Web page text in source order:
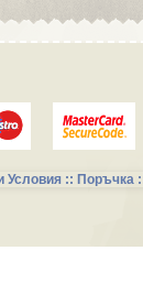
Условия :: Поръчка